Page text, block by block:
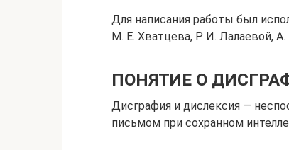
Для написания работы был
М. Е. Хватцева, Р. И. Лалаевой,
ПОНЯТИЕ О
Дисграфия и дислексия —
письмом при сохранном